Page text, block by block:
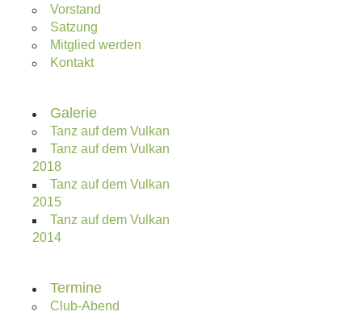
Vorstand
Satzung
Mitglied werden
Kontakt
Galerie
Tanz auf dem Vulkan
Tanz auf dem Vulkan
2018
Tanz auf dem Vulkan
2015
Tanz auf dem Vulkan
2014
Termine
Club-Abend